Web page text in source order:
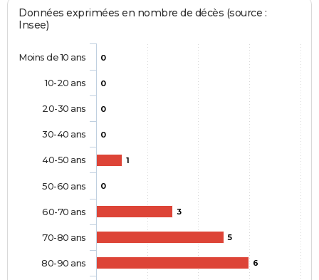
Données exprimées en nombre de décès (source :
Insee)
0
0
0
0
1
0
3
5
6
Moins de 10 ans
10-20 ans
20-30 ans
30-40 ans
40-50 ans
50-60 ans
60-70 ans
70-80 ans
80-90 ans